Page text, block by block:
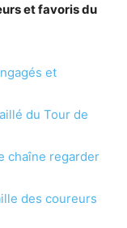
et favoris du
et
du Tour de
chaîne regarder
des coureurs